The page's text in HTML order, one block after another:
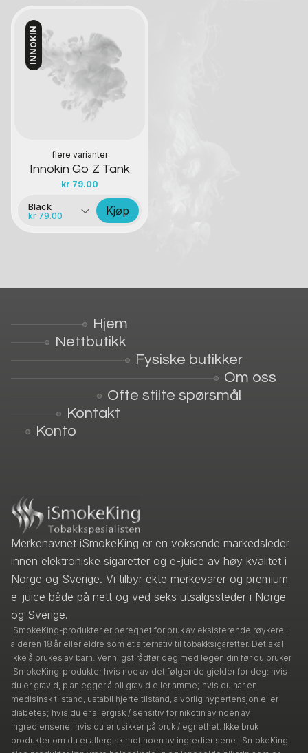
INNOKIN
flere varianter
Innokin Go Z Tank
kr 79.00
Kontakt oss
Black
kr 79.00 Kjøp
Hjem
Nettbutikk
Fysiske butikker
Om oss
Ofte stilte spørsmål
Kontakt
Konto
Merkenavnet iSmokeKing er en voksende markedsleder
innen elektroniske sigaretter og e-juice av høy kvalitet i
Norge og Sverige. Vi tilbyr ekte merkevarer og premium
e-juice både på nett og ved seks utsalgssteder i Norge
og Sverige.
iSmokeKing-produkter er beregnet for bruk av eksisterende røykere i
alderen 18 år eller eldre som et alternativ til tobakksigaretter. Det skal
ikke å brukes av barn. Vennligst rådfør deg med legen din før du bruker
iSmokeKing-produkter hvis noe av det følgende gjelder for deg: hvis
du er gravid, planlegger å bli gravid eller amme; hvis du har en
medisinsk tilstand, ustabil hjerte tilstand, alvorlig hypertensjon eller
diabetes; hvis du er allergisk / sensitiv for nikotin av noen av
ingrediensene; hvis du er usikker på bruk / egnethet. Ikke bruk
produkter om du er allergisk mot noen av ingrediensene. iSmokeKing